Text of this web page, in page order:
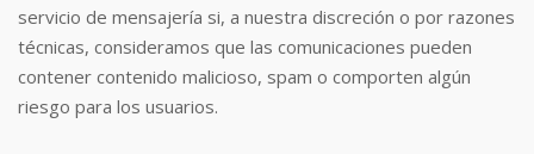
servicio de mensajería si, a nuestra discreción o por razones
técnicas, consideramos que las comunicaciones pueden
contener contenido malicioso, spam o comporten algún
riesgo para los usuarios.